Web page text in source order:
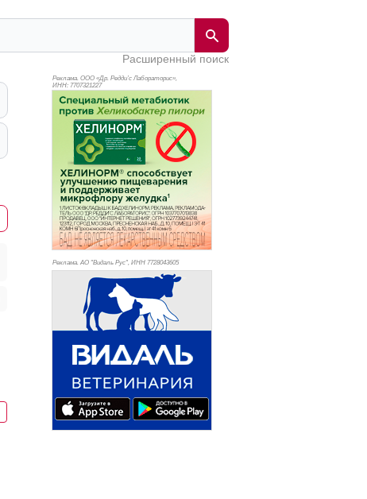
Расширенный поиск
Реклама. ООО «Др. Редди’с Лабораторис»,
ИНН: 7707321227
Реклама. АО "Видаль Рус", ИНН 7728043605